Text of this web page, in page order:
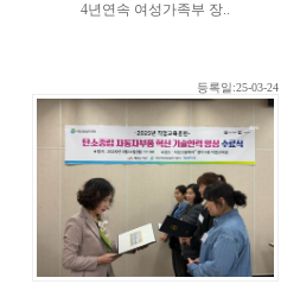
4년연속 여성가족부 장..
등록일:25-03-24